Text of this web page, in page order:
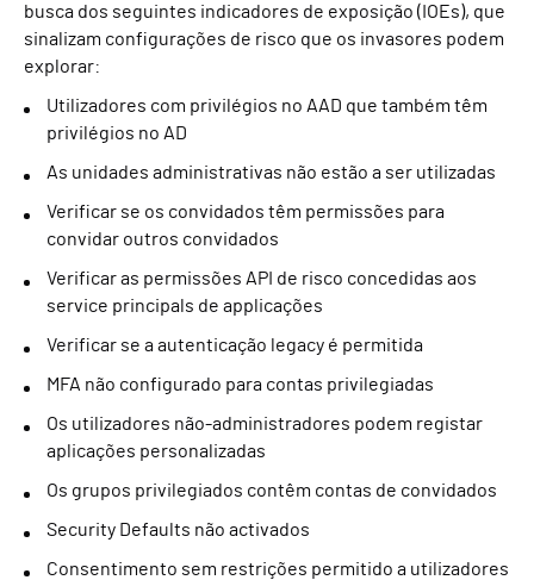
busca dos seguintes indicadores de exposição (IOEs), que
sinalizam configurações de risco que os invasores podem
explorar:
Utilizadores com privilégios no AAD que também têm
privilégios no AD
As unidades administrativas não estão a ser utilizadas
Verificar se os convidados têm permissões para
convidar outros convidados
Verificar as permissões API de risco concedidas aos
service principals de applicações
Verificar se a autenticação legacy é permitida
MFA não configurado para contas privilegiadas
Os utilizadores não-administradores podem registar
aplicações personalizadas
Os grupos privilegiados contêm contas de convidados
Security Defaults não activados
Consentimento sem restrições permitido a utilizadores